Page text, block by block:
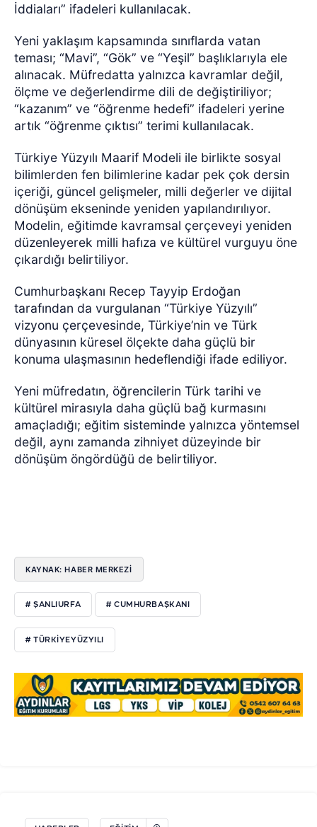
İddiaları” ifadeleri kullanılacak.
Yeni yaklaşım kapsamında sınıflarda vatan
teması; “Mavi”, “Gök” ve “Yeşil” başlıklarıyla ele
alınacak. Müfredatta yalnızca kavramlar değil,
ölçme ve değerlendirme dili de değiştiriliyor;
“kazanım” ve “öğrenme hedefi” ifadeleri yerine
artık “öğrenme çıktısı” terimi kullanılacak.
Türkiye Yüzyılı Maarif Modeli ile birlikte sosyal
bilimlerden fen bilimlerine kadar pek çok dersin
içeriği, güncel gelişmeler, milli değerler ve dijital
dönüşüm ekseninde yeniden yapılandırılıyor.
Modelin, eğitimde kavramsal çerçeveyi yeniden
düzenleyerek milli hafıza ve kültürel vurguyu öne
çıkardığı belirtiliyor.
Cumhurbaşkanı Recep Tayyip Erdoğan
tarafından da vurgulanan “Türkiye Yüzyılı”
vizyonu çerçevesinde, Türkiye’nin ve Türk
dünyasının küresel ölçekte daha güçlü bir
konuma ulaşmasının hedeflendiği ifade ediliyor.
Yeni müfredatın, öğrencilerin Türk tarihi ve
kültürel mirasıyla daha güçlü bağ kurmasını
amaçladığı; eğitim sisteminde yalnızca yöntemsel
değil, aynı zamanda zihniyet düzeyinde bir
dönüşüm öngördüğü de belirtiliyor.
KAYNAK: HABER MERKEZİ
# ŞANLIURFA # CUMHURBAŞKANI
# TÜRKIYEYÜZYILI